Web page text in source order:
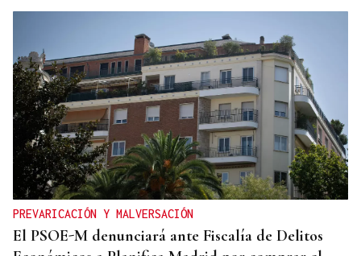
PREVARICACIÓN Y MALVERSACIÓN
El PSOE-M denunciará ante Fiscalía de Delitos